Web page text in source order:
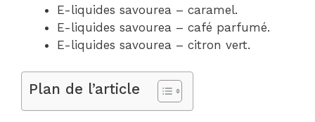
E-liquides savourea – caramel.
E-liquides savourea – café parfumé.
E-liquides savourea – citron vert.
Plan de l’article